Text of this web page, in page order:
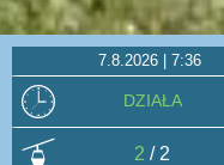
7.8.2026 | 7:36
DZIAŁA
2 / 2